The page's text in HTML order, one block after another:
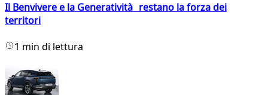
Il Benvivere e la Generatività restano la forza dei
territori
1 min di lettura